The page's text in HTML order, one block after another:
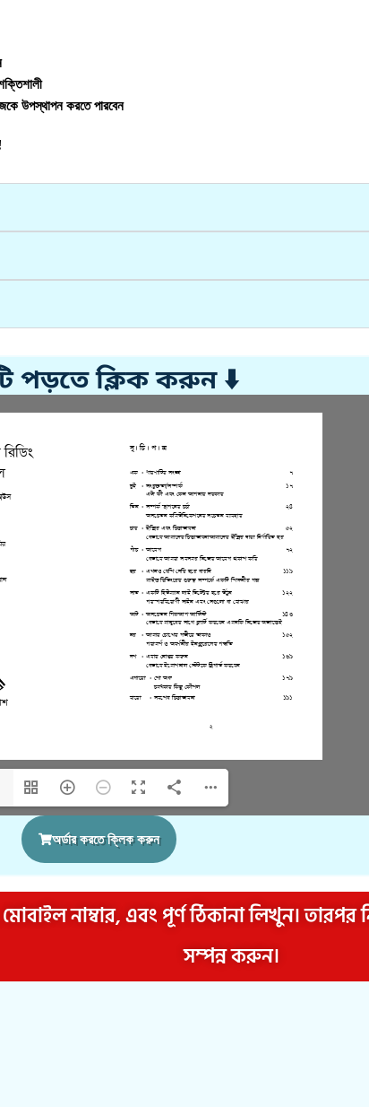
উপস্থাপন করতে পারবেন
পড়তে ক্লিক করুন ⬇️
অর্ডার করতে ক্লিক করুন
নাম্বার, এবং পূর্ণ ঠিকানা লিখুন।
সম্পন্ন করুন।